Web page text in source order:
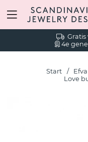
Gratis
4e
Start
Love